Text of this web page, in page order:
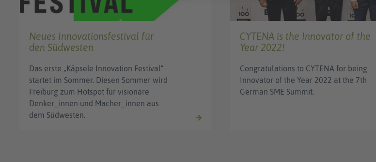
Neues Innovationsfestival für
den Südwesten
Das erste „Käpsele Innovation Festival“
startet im Sommer. Diesen Sommer wird
Freiburg zum Hotspot für visionäre
Denker_innen und Macher_innen aus
dem Südwesten.
CYTENA is the Innovator of the
Year 2022!
Congratulations to CYTENA for being
Innovator of the Year 2022 at the 7th
German SME Summit.